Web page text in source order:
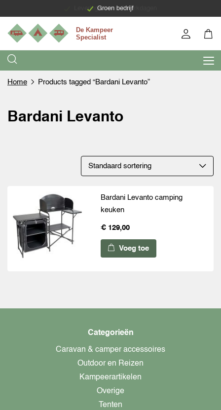
Groen bedrijf
Levering binnen 7 werkdagen
Home Products tagged “Bardani Levanto”
Bardani Levanto
Bardani Levanto camping
keuken
€ 129,00
Voeg toe
Categorieën
Caravan & camper accessoires
Outdoor en Reizen
Kampeerartikelen
Overige
Tenten